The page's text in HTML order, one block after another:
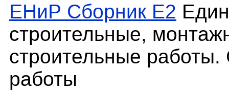
ЕНиР Сборник Е2
строительные,
строительные
работы